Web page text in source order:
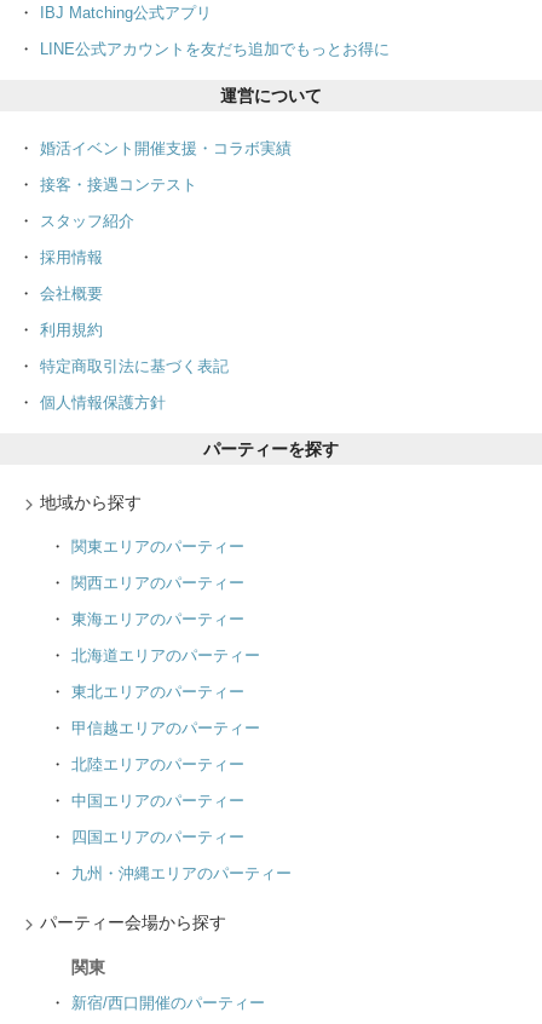
IBJ Matching公式アプリ
LINE公式アカウントを友だち追加でもっとお得に
運営について
婚活イベント開催支援・コラボ実績
接客・接遇コンテスト
スタッフ紹介
採用情報
会社概要
利用規約
特定商取引法に基づく表記
個人情報保護方針
パーティーを探す
地域から探す
関東エリアのパーティー
関西エリアのパーティー
東海エリアのパーティー
北海道エリアのパーティー
東北エリアのパーティー
甲信越エリアのパーティー
北陸エリアのパーティー
中国エリアのパーティー
四国エリアのパーティー
九州・沖縄エリアのパーティー
パーティー会場から探す
関東
新宿/西口開催のパーティー